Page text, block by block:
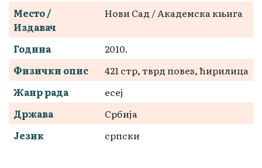
Место /
Издавач
Нови Сад / Академска књига
Година
2010.
Физички опис
421 стр, тврд повез, ћирилица
Жанр рада
есеј
Држава
Србија
Језик
српски